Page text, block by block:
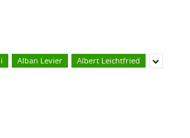
Alban Levier Albert Leichtfried